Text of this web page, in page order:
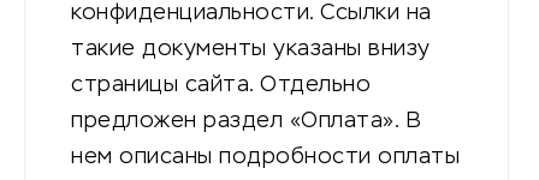
конфиденциальности. Ссылки на
такие документы указаны внизу
страницы сайта. Отдельно
предложен раздел «Оплата». В
нем описаны подробности оплаты